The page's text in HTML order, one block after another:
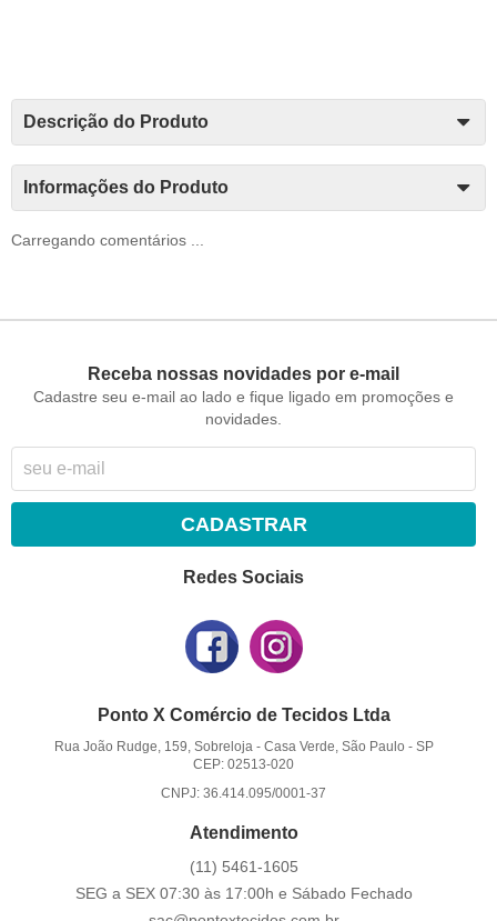
Descrição do Produto
Informações do Produto
Carregando comentários ...
Receba nossas novidades por e-mail
Cadastre seu e-mail ao lado e fique ligado em promoções e
novidades.
CADASTRAR
Redes Sociais
Ponto X Comércio de Tecidos Ltda
Rua João Rudge, 159, Sobreloja- Casa Verde, São Paulo - SP
CEP: 02513-020
CNPJ: 36.414.095/0001-37
Atendimento
(11) 5461-1605
SEG a SEX 07:30 às 17:00h e Sábado Fechado